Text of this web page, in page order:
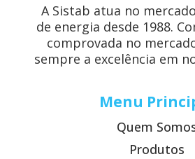
A Sistab atua no
de energia desde 1988.
comprovada no
sempre a excelência em
Menu
Quem
Produtos